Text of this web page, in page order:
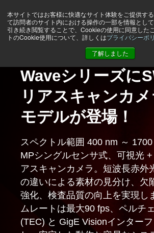
本サイトではお客様に快適なサイト体験をご提供す
て訪問者のサイト内における操作の一部を情報とし
引き続き閲覧することで、Cookieの使用に同意した
トのCookie使用について、詳しくはプライバシーポ
了解しました
JAIトップページ
Waveシリーズに
リアスキャンカ
モデルが登場！
スペクトル範囲 400 nm ～
MPシングルセンサ式、可視光 +
アスキャンカメラ。短波長赤外
の違いによる素材の見分け、欠
強化、検査品質の向上を実現し
ムレートは最大90 fps、ペルチ
(TEC) と GigE Visionインター
Wave シリーズ
ンスキャンカメ
な波を感じてみよ
1K ならびに 2K 解像度の新型
キャンカメラは、12.5 µmの大
83%の量子効率、そして最大
像出力により、対象物の微細な
差異、可視光では見えない特徴
出します。
新しいWaveシリーズを見
新開発 510万画素
CMOSプリズム分
リアスキャンカメ
食品、ディスプレイ、PCB、
半導体、印刷検査など、高度な
ン分野で卓越した色再現性と信
さらに詳しく
8Kトライリニア /
ロ、16Kモノクロ
デルをSweepシリ
追加！
モノクロモデルに2ステップTDI
コンパクトで高性能、かつコス
ンスに優れたソリューション。
さらに詳しく
CoaXPres v2.0は
ードだけではあ
ん！
この新しいホワイトペーパーで
システムアーキテクチャの予測
タ整合性、およびスループット
v2.0がどのように向上させるこ
か、洞察を得ることができます
ホワイトペーパーをダウンロー
ここをクリックしてくだ
5GigEおよび
インターフェー
たバイリニアおよ
クロ4Kラインスキ
メラ
幅14.3mmセンサー、3.5 µm x
ル、Cマウントを搭載したコン
込みやすいカメラモデル。
4K・8Kプリズム
ラインスキャン
CoaXPress 2.0イ
フェース対応で登
最高水準の色再現性、高帯域幅
頼性の高いデータ伝送を必要と
画像処理アプリケーション向け
さらに詳しく
新しい2Kトライ
モノクロ ライン
カメラ
画素サイズ が大きい、ラインレ
5GigE および CoaXPress イン
の選択肢を備え、
さまざまな画像処理用途に柔軟
す。
新世代の16Kトラ
ア・カラーライ
ンカメラ-高速スキ
ート、高解像度、
5µmの大きなピク
バッテリー検査、フラットパネ
イ検査、プリント基板（PCB）
の高速連続ウェブ検査に最適
JAIは、最高の画
性・耐久性を兼ね
高性能な産業用カ
提供しています。
お問合せはこちら
JAIは、最高の画
性・耐久性を兼ね
高性能な産業用カ
提供しています。
お問合せはこちら